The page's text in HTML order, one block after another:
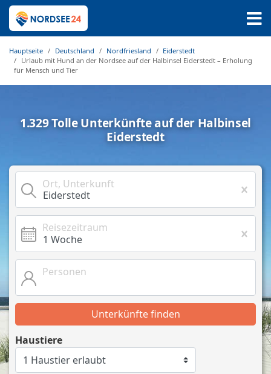
Hauptseite Deutschland Nordfriesland
Eiderstedt
Urlaub mit Hund an der Nordsee auf der Halbinsel Eiderstedt – Erholung
für Mensch und Tier
1.329 Tolle Unterkünfte auf der Halbinsel
Eiderstedt
Ort, Unterkunft
Reisezeitraum
Personen
Unterkünfte finden
Haustiere